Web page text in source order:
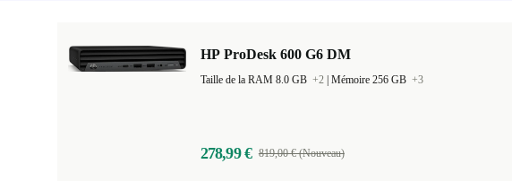
HP ProDesk 600 G6 DM
Taille de la RAM 8.0 GB +2 Mémoire 256 GB +3
278,99 € 819,00 € (Nouveau)